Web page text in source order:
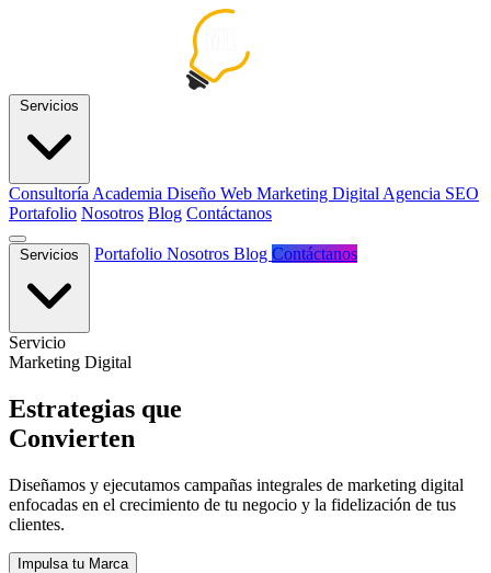
Servicios
Consultoría Academia Diseño Web Marketing Digital Agencia SEO
Portafolio Nosotros Blog Contáctanos
Servicios Portafolio Nosotros Blog Contáctanos
Servicio
Marketing Digital
Estrategias que
Convierten
Diseñamos y ejecutamos campañas integrales de marketing digital
enfocadas en el crecimiento de tu negocio y la fidelización de tus
clientes.
Impulsa tu Marca